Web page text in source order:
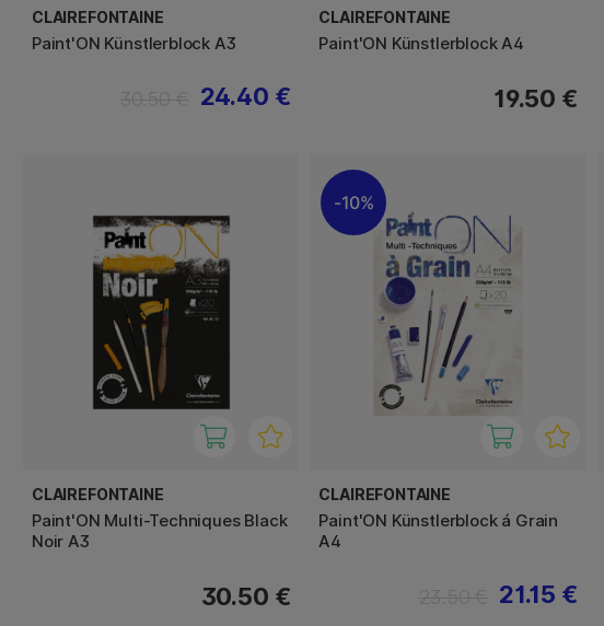
CLAIREFONTAINE
Paint'ON Künstlerblock A3
24.40 €
CLAIREFONTAINE
Paint'ON Künstlerblock A4
19.50 €
CLAIREFONTAINE
Paint'ON Multi-Techniques Black
Noir A3
30.50 €
10%
CLAIREFONTAINE
Paint'ON Künstlerblock á Grain
A4
21.15 €